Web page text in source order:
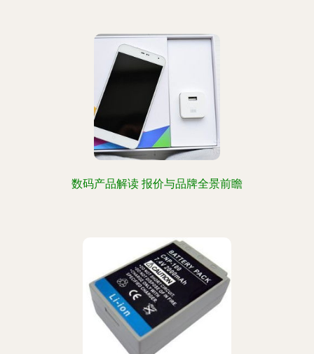
数码产品解读 报价与品牌全景前瞻